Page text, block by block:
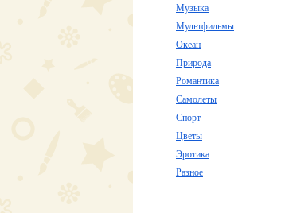
Музыка
Мультфильмы
Океан
Природа
Романтика
Самолеты
Спорт
Цветы
Эротика
Разное